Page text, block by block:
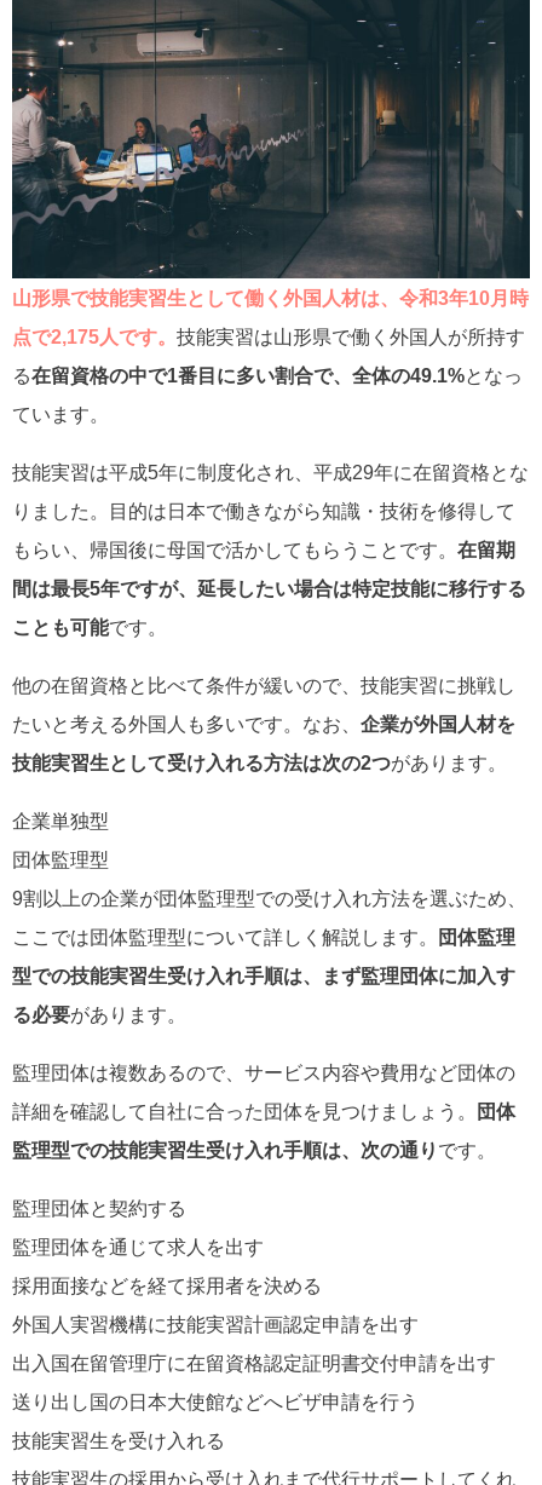
山形県で技能実習生として働く外国人材は、令和3年10月時
点で2,175人です。 技能実習は山形県で働く外国人が所持す
る在留資格の中で1番目に多い割合で、全体の49.1%となっ
ています。
技能実習は平成5年に制度化され、平成29年に在留資格とな
りました。目的は日本で働きながら知識・技術を修得して
もらい、帰国後に母国で活かしてもらうことです。 在留期
間は最長5年ですが、延長したい場合は特定技能に移行する
ことも可能です。
他の在留資格と比べて条件が緩いので、技能実習に挑戦し
たいと考える外国人も多いです。なお、 企業が外国人材を
技能実習生として受け入れる方法は次の2つがあります。
企業単独型
団体監理型
9割以上の企業が団体監理型での受け入れ方法を選ぶため、
ここでは団体監理型について詳しく解説します。
団体監理
型での技能実習生受け入れ手順は、まず監理団体に加入す
る必要があります。
監理団体は複数あるので、サービス内容や費用など団体の
詳細を確認して自社に合った団体を見つけましょう。
団体
監理型での技能実習生受け入れ手順は、次の通り です。
監理団体と契約する
監理団体を通じて求人を出す
採用面接などを経て採用者を決める
外国人実習機構に技能実習計画認定申請を出す
出入国在留管理庁に在留資格認定証明書交付申請を出す
送り出し国の日本大使館などへビザ申請を行う
技能実習生を受け入れる
技能実習生の採用から受け入れまで代行サポートしてくれ